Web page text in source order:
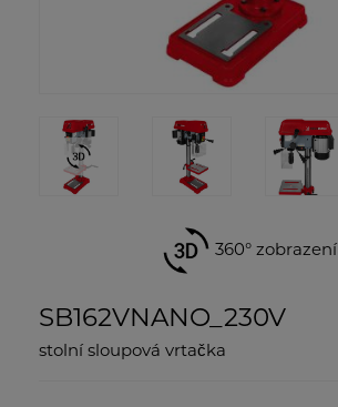
360° zobrazení
SB162VNANO_230V
stolní sloupová vrtačka